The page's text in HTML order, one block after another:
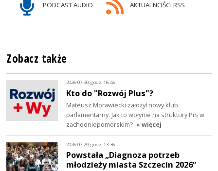
PODCAST AUDIO AKTUALNOŚCI RSS
Zobacz także
2026-07-30, godz. 16:45
Kto do "Rozwój Plus"?
Mateusz Morawiecki założył nowy klub
parlamentarny. Jak to wpłynie na struktury PiS w
zachodniopomorskim? » więcej
2026-07-29, godz. 13:36
Powstała „Diagnoza potrzeb
młodzieży miasta Szczecin 2026”